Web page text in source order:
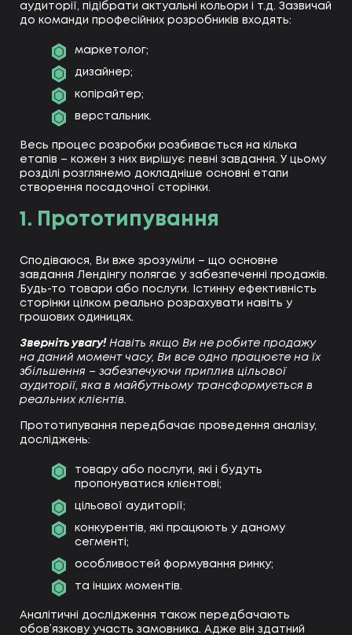
аудиторії, підібрати актуальні кольори і т.д. Зазвичай
до команди професійних розробників входять:
маркетолог;
дизайнер;
копірайтер;
верстальник.
Весь процес розробки розбивається на кілька
етапів – кожен з них вирішує певні завдання. У цьому
розділі розглянемо докладніше основні етапи
створення посадочної сторінки.
1. Прототипування
Сподіваюся, Ви вже зрозуміли – що основне
завдання Лендінгу полягає у забезпеченні продажів.
Будь-то товари або послуги. Істинну ефективність
сторінки цілком реально розрахувати навіть у
грошових одиницях.
Зверніть увагу! Навіть якщо Ви не робите продажу
на даний момент часу, Ви все одно працюєте на їх
збільшення – забезпечуючи приплив цільової
аудиторії, яка в майбутньому трансформується в
реальних клієнтів.
Прототипування передбачає проведення аналізу,
досліджень:
товару або послуги, які і будуть
пропонуватися клієнтові;
цільової аудиторії;
конкурентів, які працюють у даному
сегменті;
особливостей формування ринку;
та інших моментів.
Аналітичні дослідження також передбачають
обов’язкову участь замовника. Адже він здатний